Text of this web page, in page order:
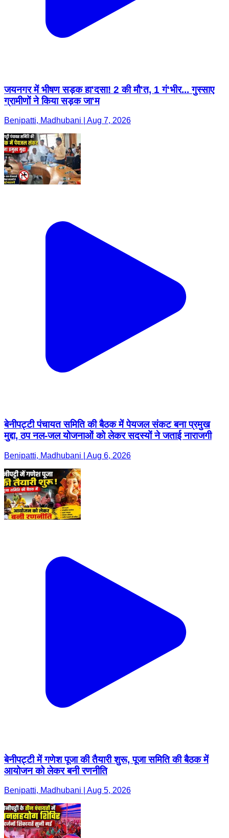
जयनगर में भीषण सड़क हा'दसा! 2 की मौ'त, 1 गं'भीर... गुस्साए
ग्रामीणों ने किया सड़क जा'म
Benipatti, Madhubani | Aug 7, 2026
बेनीपट्टी पंचायत समिति की बैठक में पेयजल संकट बना प्रमुख
मुद्दा, ठप नल-जल योजनाओं को लेकर सदस्यों ने जताई नाराजगी
Benipatti, Madhubani | Aug 6, 2026
बेनीपट्टी में गणेश पूजा की तैयारी शुरू, पूजा समिति की बैठक में
आयोजन को लेकर बनी रणनीति
Benipatti, Madhubani | Aug 5, 2026